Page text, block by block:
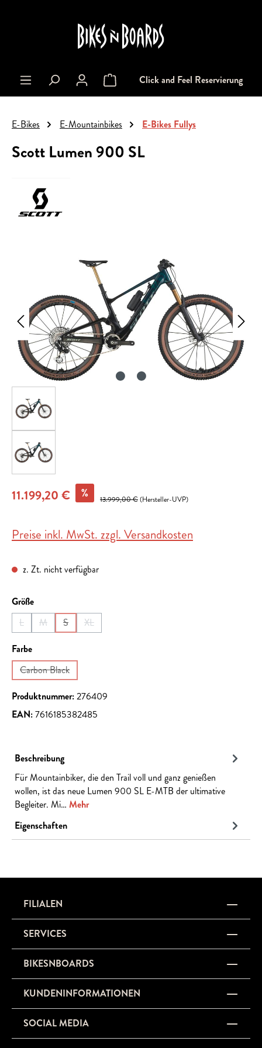
Warenkorb enthält 0 Positionen. Der
Click and Feel Reservierung
E-Bikes E-Mountainbikes E-Bikes Fullys
Scott Lumen 900 SL
Bildergalerie überspringen
11.199,20 € % 13.999,00 €(Hersteller-UVP)
Preise inkl. MwSt. zzgl. Versandkosten
z. Zt. nicht verfügbar
Größeauswählen
L
(Diese Option ist zurzeit nicht verfügbar.)
M
(Diese Option ist zurzeit nicht verfügbar.)
S
(Diese Option ist zurzeit nicht verfügbar.)
XL
(Diese Option ist zurzeit nicht verfügbar.)
Farbeauswählen
Carbon Black
(Diese Option ist zurzeit nicht verfügbar.)
Produktnummer:276409
EAN:7616185382485
Beschreibung
Für Mountainbiker, die den Trail voll und ganz genießen
wollen, ist das neue Lumen 900 SL E-MTB der ultimative
Begleiter. Mi… Mehr
Eigenschaften
FILIALEN
SERVICES
BIKESNBOARDS
KUNDENINFORMATIONEN
SOCIAL MEDIA